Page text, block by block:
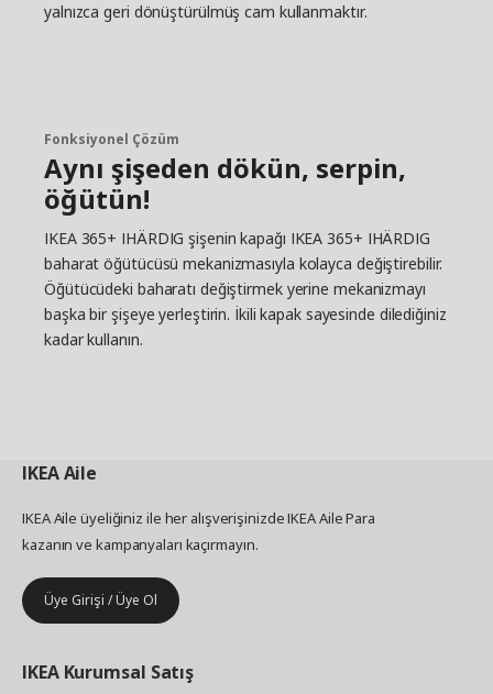
yalnızca geri dönüştürülmüş cam kullanmaktır.
Fonksiyonel Çözüm
Aynı şişeden dökün, serpin,
öğütün!
IKEA 365+ IHÄRDIG şişenin kapağı IKEA 365+ IHÄRDIG
baharat öğütücüsü mekanizmasıyla kolayca değiştirebilir.
Öğütücüdeki baharatı değiştirmek yerine mekanizmayı
başka bir şişeye yerleştirin. İkili kapak sayesinde dilediğiniz
kadar kullanın.
IKEAAile
IKEA Aile üyeliğiniz ile her alışverişinizde IKEA Aile Para
kazanın ve kampanyaları kaçırmayın.
Üye Girişi / Üye Ol
IKEA Kurumsal Satış